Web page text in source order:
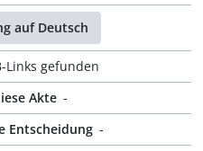
auf Deutsch
Links gefunden
Akte -
Entscheidung -